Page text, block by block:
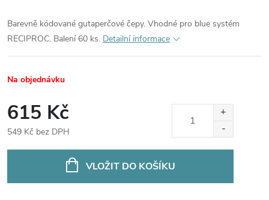
Barevně kódované gutaperčové čepy. Vhodné pro blue systém
RECIPROC. Balení 60 ks. Detailní informace
Na objednávku
615 Kč
549 Kč bez DPH
VLOŽIT DO KOŠÍKU